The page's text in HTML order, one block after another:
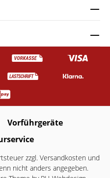
Vorführgeräte
zzgl. Versandkostenund
nicht anders angegeben.